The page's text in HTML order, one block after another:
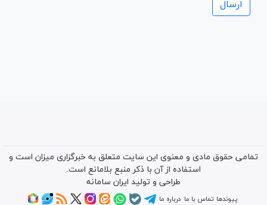
تمامی حقوق مادی و معنوی این سایت متعلق به خبرگزاری میزان است و
استفاده از آن با ذکر منبع بلامانع است.
طراحی و تولید ایران سامانه
پیوندها تماس با ما درباره ما